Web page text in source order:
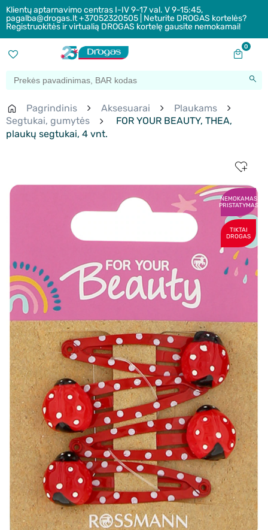
Klientų aptarnavimo centras I-IV 9-17 val. V 9-15:45,
pagalba@drogas.lt +37052320505 | Neturite DROGAS kortelės?
Registruokitės ir virtualią DROGAS kortelę gausite nemokamai!
0
Pagrindinis Aksesuarai
Plaukams
Segtukai, gumytės
FOR YOUR BEAUTY, THEA,
plaukų segtukai, 4 vnt.
NEMOKAMAS
PRISTATYMAS
TIKTAI
DROGAS